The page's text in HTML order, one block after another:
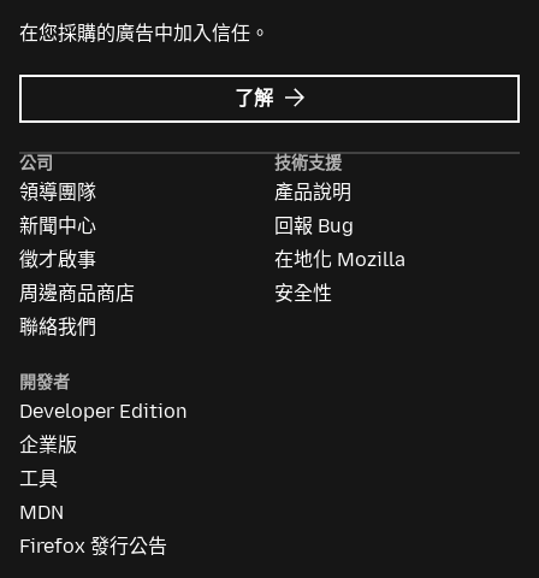
在您採購的廣告中加入信任。
了解 Mozilla
Ads
更
多
資
訊
公司
領導團隊
新聞中心
徵才啟事
周邊商品商店
聯絡我們
技術支援
產品說明
回報 Bug
在地化 Mozilla
安全性
開發者
Developer Edition
企業版
工具
MDN
Firefox 發行公告